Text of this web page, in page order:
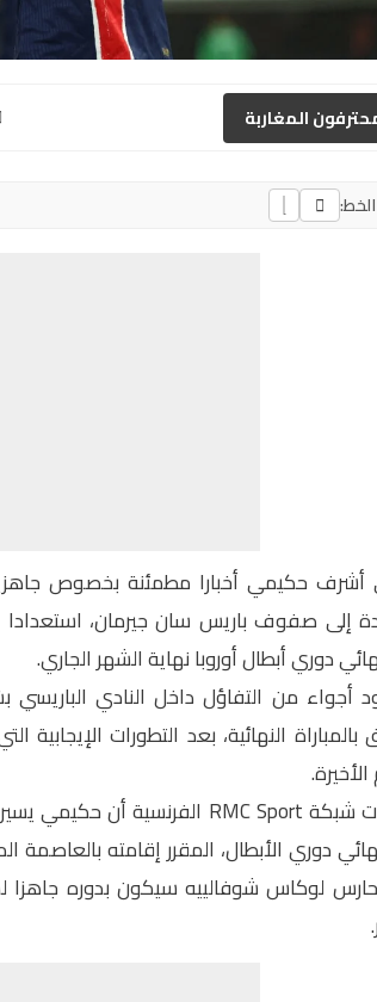
المغاربة
أشرف حكيمي أخبارا مطمئنة بخصوص
إلى صفوف باريس سان جيرمان،
دوري أبطال أوروبا نهاية الشهر الجاري.
أجواء من التفاؤل داخل النادي
بالمباراة النهائية، بعد التطورات
الأخيرة.
شبكةRMC Sport الفرنسية أن حكيمي
دوري الأبطال، المقرر إقامته بالعاصمة
لوكاس شوفالييهسيكون بدوره جاهزا